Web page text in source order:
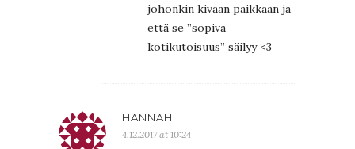
johonkin kivaan paikkaan ja
että se ”sopiva
kotikutoisuus” säilyy <3
HANNAH
4.12.2017 at 10:24